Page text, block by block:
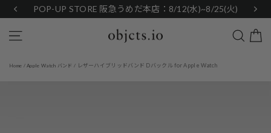
content
POP-UP STORE 阪急うめだ本店：8/12(水)~8/25(火)
Search
Home / Apple Watch バンド / レザーハイブリッドバンド Dバックル for Apple Watch